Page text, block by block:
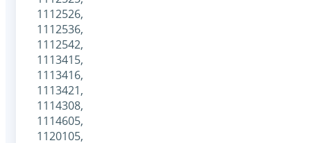
1112526,
1112536,
1112542,
1113415,
1113416,
1113421,
1114308,
1114605,
1120105,